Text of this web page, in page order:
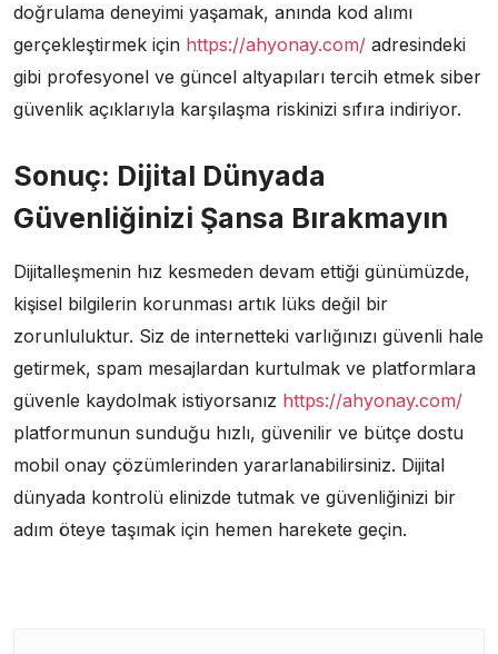
doğrulama deneyimi yaşamak, anında kod alımı
gerçekleştirmek için https://ahyonay.com/ adresindeki
gibi profesyonel ve güncel altyapıları tercih etmek siber
güvenlik açıklarıyla karşılaşma riskinizi sıfıra indiriyor.
Sonuç: Dijital Dünyada
Güvenliğinizi Şansa Bırakmayın
Dijitalleşmenin hız kesmeden devam ettiği günümüzde,
kişisel bilgilerin korunması artık lüks değil bir
zorunluluktur. Siz de internetteki varlığınızı güvenli hale
getirmek, spam mesajlardan kurtulmak ve platformlara
güvenle kaydolmak istiyorsanız https://ahyonay.com/
platformunun sunduğu hızlı, güvenilir ve bütçe dostu
mobil onay çözümlerinden yararlanabilirsiniz. Dijital
dünyada kontrolü elinizde tutmak ve güvenliğinizi bir
adım öteye taşımak için hemen harekete geçin.